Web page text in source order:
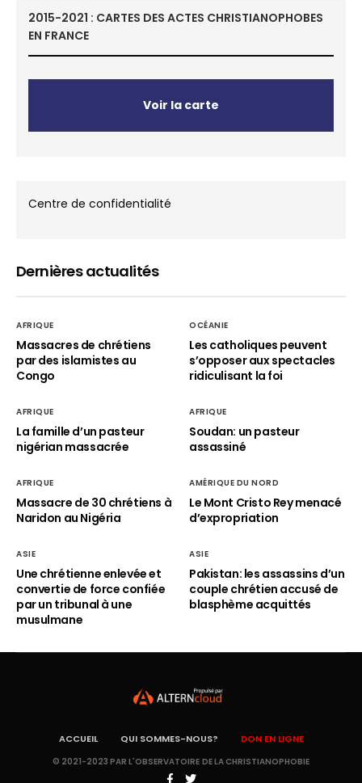
2015-2021 : CARTES DES ACTES CHRISTIANOPHOBES
EN FRANCE
Voir la carte
Centre de confidentialité
Dernières actualités
AFRIQUE
Massacres de chrétiens
par des islamistes au
Congo
OCÉANIE
Les catholiques peuvent
s’opposer aux spectacles
ridiculisant la foi
AFRIQUE
La famille d’un pasteur
nigérian massacrée
AFRIQUE
Soudan: un pasteur
assassiné
AFRIQUE
Massacre de 30 chrétiens à
Naridon au Nigéria
AMÉRIQUE DU NORD
Le Mont Cristo Rey menacé
d’expropriation
ASIE
Une chrétienne enlevée et
convertie de force confiée
par un tribunal à une
musulmane
ASIE
Pakistan: les assassins d’un
couple chrétien accusé de
blasphème acquittés
ACCUEIL QUI SOMMES-NOUS? DON EN LIGNE
© 2021-2023 PAR L'OBSERVATOIRE DE LA CHRISTIANOPHOBIE